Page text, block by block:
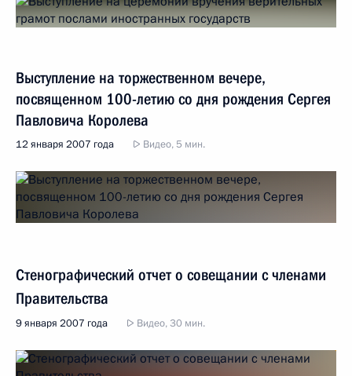
Выступление на торжественном вечере,
посвященном 100-летию со дня рождения Сергея
Павловича Королева
12 января 2007 года Видео, 5 мин.
Стенографический отчет о совещании с членами
Правительства
9 января 2007 года Видео, 30 мин.